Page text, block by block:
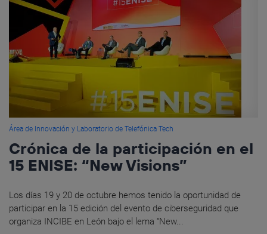
Área de Innovación y Laboratorio de Telefónica Tech
Crónica de la participación en el
15 ENISE: “New Visions”
Los días 19 y 20 de octubre hemos tenido la oportunidad de
participar en la 15 edición del evento de ciberseguridad que
organiza INCIBE en León bajo el lema “New...